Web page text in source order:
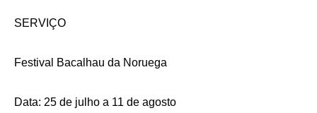
SERVIÇO
Festival Bacalhau da Noruega
Data: 25 de julho a 11 de agosto